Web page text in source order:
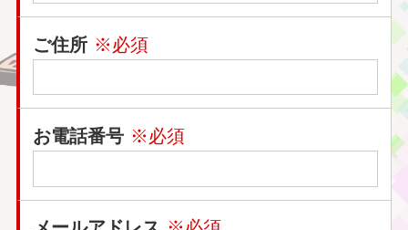
ご住所 ※必須
お電話番号 ※必須